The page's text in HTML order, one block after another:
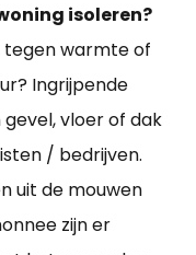
isoleren?
tegen warmte of
Ingrijpende
vloer of dak
/ bedrijven.
uit de mouwen
zijn er